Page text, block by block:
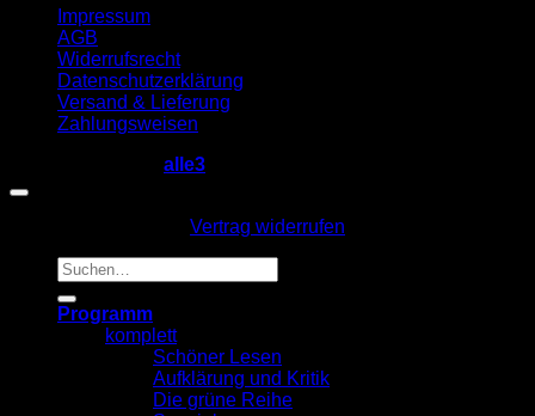
Impressum
AGB
Widerrufsrecht
Datenschutzerklärung
Versand & Lieferung
Zahlungsweisen
alle3
Vertrag widerrufen
Suche
nach:
Programm
komplett
Schöner Lesen
Aufklärung und Kritik
Die grüne Reihe